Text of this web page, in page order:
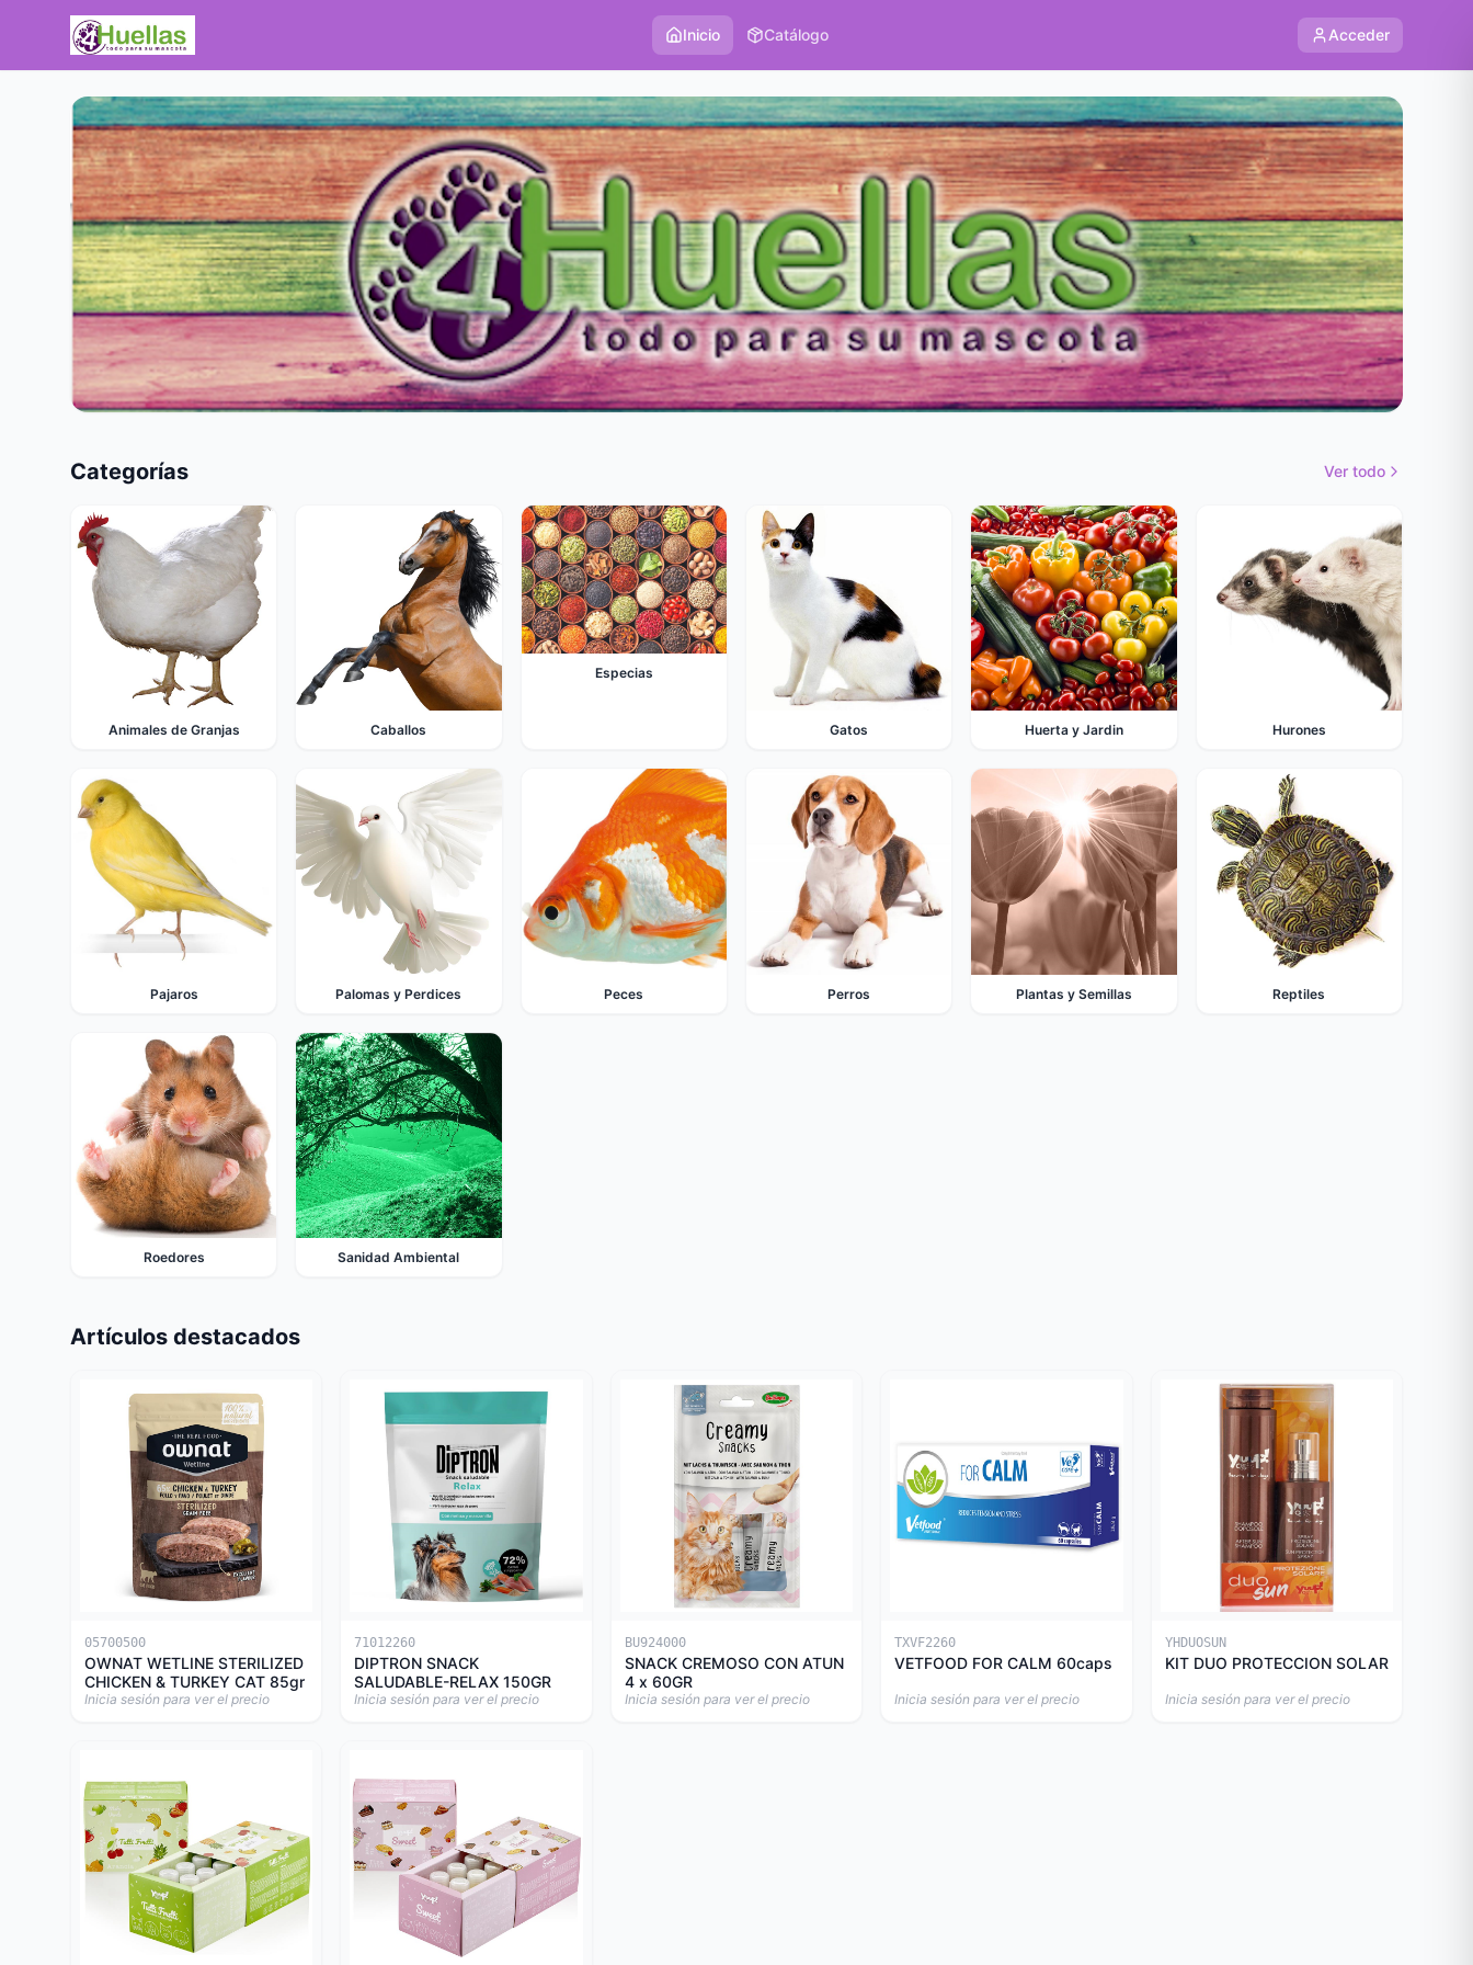
Inicio Catálogo Acceder
Categorías Ver todo
Animales de Granjas Caballos
Especias
Gatos Huerta y Jardin Hurones
Pajaros Palomas y Perdices Peces Perros Plantas y Semillas Reptiles
Roedores Sanidad Ambiental
Artículos destacados
05700500
OWNAT WETLINE STERILIZED
CHICKEN & TURKEY CAT 85gr
Inicia sesión para ver el precio
71012260
DIPTRON SNACK
SALUDABLE-RELAX 150GR
Inicia sesión para ver el precio
BU924000
SNACK CREMOSO CON ATUN
4 x 60GR
Inicia sesión para ver el precio
TXVF2260
VETFOOD FOR CALM 60caps
Inicia sesión para ver el precio
YHDUOSUN
KIT DUO PROTECCION SOLAR
Inicia sesión para ver el precio